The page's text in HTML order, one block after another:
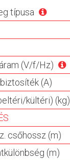
típusa
(V/f/Hz)
(A)
kültéri) (kg)
csőhossz (m)
(m)